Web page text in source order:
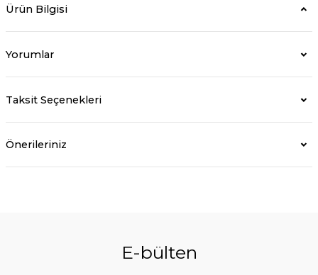
Ürün Bilgisi
Yorumlar
Taksit Seçenekleri
Önerileriniz
E-bülten